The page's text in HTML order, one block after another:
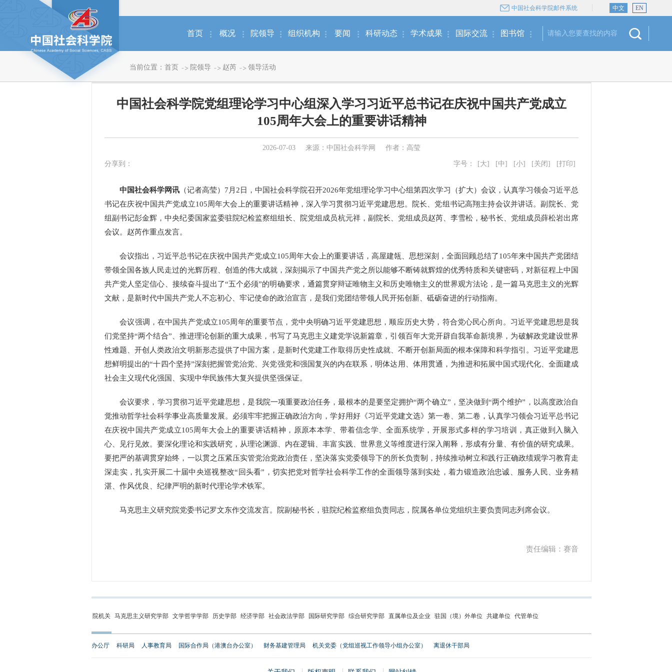
中国社会科学院邮件系统 中文 EN
首页 概况 院领导 组织机构 要闻 科研动态 学术成果 国际交流 图书馆
当前位置： 首页 院领导 赵芮 领导活动
中国社会科学院党组理论学习中心组深入学习习近平总书记在庆祝中国共产党成立
105周年大会上的重要讲话精神
2026-07-03 来源：中国社会科学网 作者：高莹
分享到： 字号： [大] [中] [小] [关闭] [打印]
中国社会科学网讯 （记者高莹）7月2日，中国社会科学院召开2026年党组理论学习中心组第四次学习（扩大）会议，认真学习领会习近平总
书记在庆祝中国共产党成立105周年大会上的重要讲话精神 ，深入学习贯彻习近平党建思想。院长、党组书记高翔主持会议并讲话。副院长、党
组副书记彭金辉，中央纪委国家监委驻院纪检监察组组长、院党组成员杭元祥，副院长、党组成员赵芮、李雪松，秘书长、党组成员薛松岩出席
会议。赵芮作重点发言。
会议指出， 习近平总书记在庆祝中国共产党成立105周年大会上的重要讲话 ，高屋建瓴、思想深刻，全面回顾总结了105年来中国共产党团结
带领全国各族人民走过的光辉历程、创造的伟大成就，深刻揭示了中国共产党之所以能够不断铸就辉煌的优秀特质和关键密码，对新征程上中国
共产党人坚定信心、接续奋斗提出了“五个必须”的明确要求，通篇贯穿辩证唯物主义和历史唯物主义的世界观方法论，是一篇马克思主义的光辉
文献，是新时代中国共产党人不忘初心、牢记使命的政治宣言，是我们党团结带领人民开拓创新、砥砺奋进的行动指南。
会议强调，在中国共产党成立105周年的重要节点，党中央明确习近平党建思想 ，顺应历史大势，符合党心民心所向。 习近平党建思想是我
们党坚持“两个结合”、推进理论创新的重大成果，书写了马克思主义建党学说新篇章，引领百年大党开辟自我革命新境界，为破解政党建设世界
性难题、开创人类政治文明新形态提供了中国方案，是新时代党建工作取得历史性成就、不断开创新局面的根本保障和科学指引。 习近平党建思
想鲜明提出的“十四个坚持”深刻把握管党治党、兴党强党和强国复兴的内在联系，明体达用、体用贯通，为推进和拓展中国式现代化、全面建成
社会主义现代化强国、实现中华民族伟大复兴提供坚强保证。
会议要求，学习贯彻习近平党建思想 ，是我院一项重要政治任务，最根本的是要坚定拥护“两个确立”，坚决做到“两个维护”，以高度政治自
觉推动哲学社会科学事业高质量发展。必须牢牢把握正确政治方向，学好用好《习近平党建文选》第一卷、第二卷，认真学习领会习近平总书记
在庆祝中国共产党成立105周年大会上的重要讲话精神 ，原原本本学、带着信念学、全面系统学，开展形式多样的学习培训，真正做到入脑入
心、见行见效。要深化理论和实践研究，从理论渊源、内在逻辑、丰富实践、世界意义等维度进行深入阐释，形成有分量、有价值的研究成果。
要把严的基调贯穿始终，一以贯之压紧压实管党治党政治责任，坚决落实党委领导下的所长负责制，持续推动树立和践行正确政绩观学习教育走
深走实，扎实开展二十届中央巡视整改“回头看”，切实把党对哲学社会科学工作的全面领导落到实处，着力锻造政治忠诚、服务人民、业务精
湛、作风优良、纪律严明的新时代理论学术铁军。
马克思主义研究院党委书记罗文东作交流发言。院副秘书长，驻院纪检监察组负责同志，院属各单位党组织主要负责同志列席会议。
责任编辑：赛音
院机关 马克思主义研究学部 文学哲学学部 历史学部 经济学部 社会政法学部 国际研究学部 综合研究学部 直属单位及企业 驻国（境）外单位 共建单位 代管单位
办公厅 科研局 人事教育局 国际合作局（港澳台办公室） 财务基建管理局 机关党委（党组巡视工作领导小组办公室） 离退休干部局